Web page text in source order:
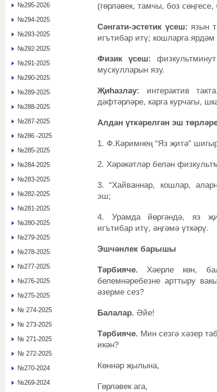
(гөрләвек, тамчы, боз
Сәнгати-эстетик үсеш:язын
игътибар итү; кошларга
Физик үсеш:
мускулларын язу.
Җиһазлау: интерактив
дәфтәрләре, карга курчагы,
Алдан үткәрелгән эш
1. Ф.Кәримнең “Яз җитә”
2. Хәрәкәтләр белән
3. “Хайваннар, кошлар,
эш;
4. Урамда йөргәндә, яз
игътибар итү, әңгәмә үткәрү.
Эшчәнлек барышы
Тәрбияче. Хәерле көн,
белемнәребезне арттыру
әзерме сез?
Балалар. Әйе!
Тәрбияче. Мин сезгә хәзер
икән?
Көннәр җылына,
Гөрләвек ага,
№295-2026
№294-2025
№293-2025
№292-2025
№291-2025
№290-2025
№289-2025
№288-2025
№287-2025
№286 -2025
№285-2025
№284-2025
№283-2025
№282-2025
№281-2025
№280-2025
№279-2025
№278-2025
№277-2025
№276-2025
№275-2025
№ 274-2025
№ 273-2025
№ 271-2025
№ 272-2025
№270-2024
№269-2024